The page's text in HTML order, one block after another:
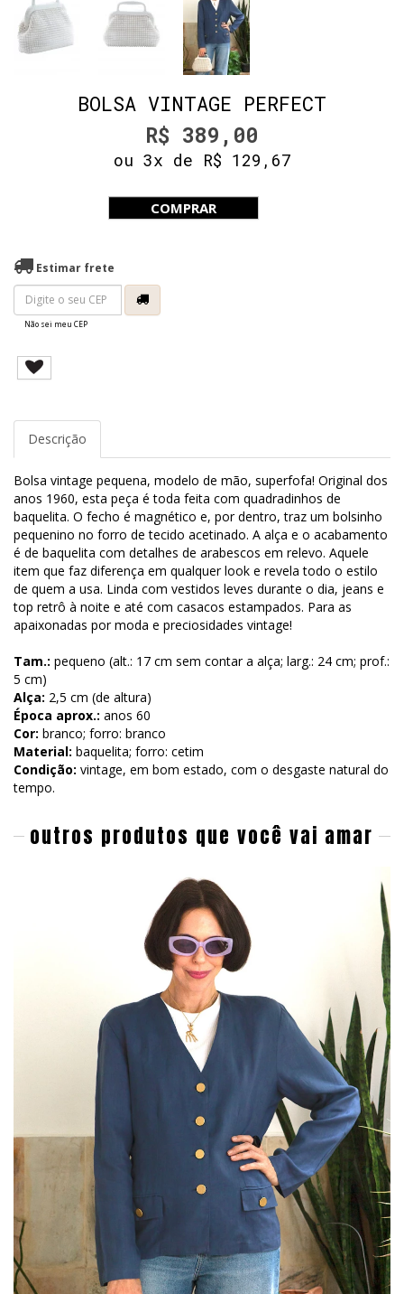
BOLSA VINTAGE PERFECT
R$ 389,00
ou 3x de R$ 129,67
COMPRAR
Estimar frete
Não sei meu CEP
Descrição
Bolsa vintage pequena, modelo de mão, superfofa! Original dos
anos 1960, esta peça é toda feita com quadradinhos de
baquelita. O fecho é magnético e, por dentro, traz um bolsinho
pequenino no forro de tecido acetinado. A alça e o acabamento
é de baquelita com detalhes de arabescos em relevo. Aquele
item que faz diferença em qualquer look e revela todo o estilo
de quem a usa. Linda com vestidos leves durante o dia, jeans e
top retrô à noite e até com casacos estampados. Para as
apaixonadas por moda e preciosidades vintage!
Tam.: pequeno (alt.: 17 cm sem contar a alça; larg.: 24 cm; prof.:
5 cm)
Alça: 2,5 cm (de altura)
Época aprox.: anos 60
Cor: branco; forro: branco
Material: baquelita; forro: cetim
Condição: vintage, em bom estado, com o desgaste natural do
tempo.
outros produtos que você vai amar